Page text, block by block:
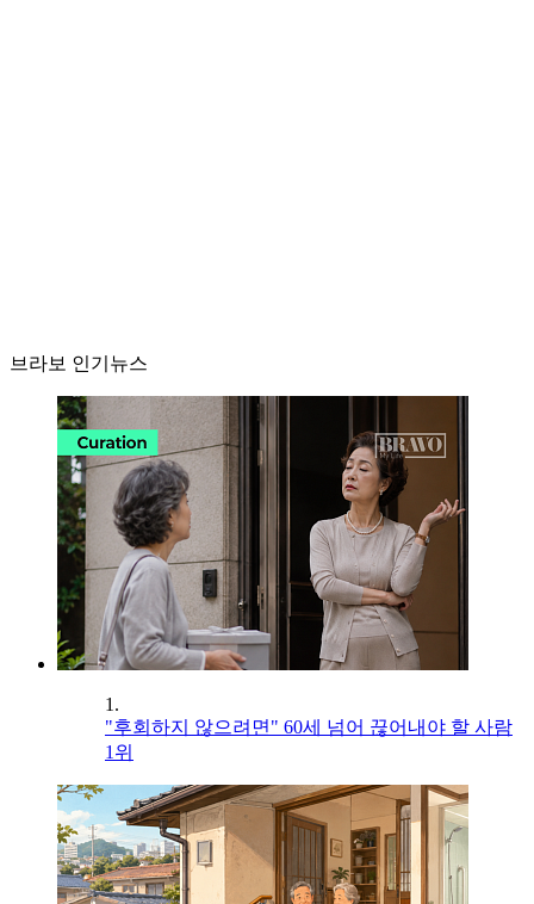
브라보 인기뉴스
1.
"후회하지 않으려면" 60세 넘어 끊어내야 할 사람
1위